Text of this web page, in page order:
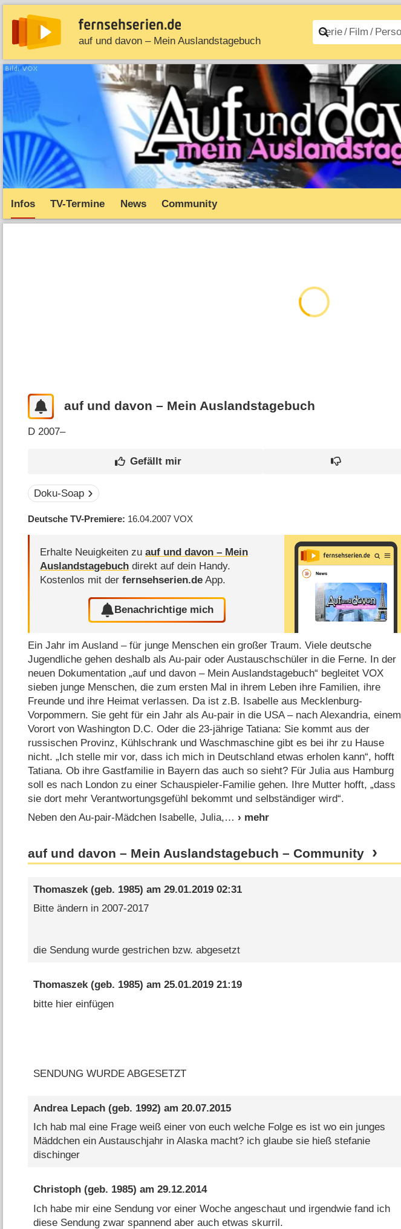
auf und davon – Mein Auslandstagebuch
News Entdecken Streaming TV-Starts Serien A–Z Filme A–Z
Infos TV-Termine News Community
auf und davon – Mein Auslandstagebuch
D 2007–
Doku-Soap
Deutsche TV-Premiere 16.04.2007VOX
Erhalte Neuigkeiten zuauf und davon – Mein
Auslandstagebuch direkt auf dein Handy.
Kostenlos mit derfernsehserien.de App.
Benachrichtige mich
Ein Jahr im Ausland – für junge Menschen ein großer Traum. Viele deutsche
Jugendliche gehen deshalb als Au-pair oder Austauschschüler in die Ferne. In der
neuen Dokumentation „auf und davon – Mein Auslandstagebuch“ begleitet VOX
sieben junge Menschen, die zum ersten Mal in ihrem Leben ihre Familien, ihre
Freunde und ihre Heimat verlassen. Da ist z.B. Isabelle aus Mecklenburg-
Vorpommern. Sie geht für ein Jahr als Au-pair in die USA – nach Alexandria, einem
Vorort von Washington D.C. Oder die 23-jährige Tatiana: Sie kommt aus der
russischen Provinz, Kühlschrank und Waschmaschine gibt es bei ihr zu Hause
nicht. „Ich stelle mir vor, dass ich mich in Deutschland etwas erholen kann“, hofft
Tatiana. Ob ihre Gastfamilie in Bayern das auch so sieht? Für Julia aus Hamburg
soll es nach London zu einer Schauspieler-Familie gehen. Ihre Mutter hofft, „dass
sie dort mehr Verantwortungsgefühl bekommt und selbständiger wird“.
Neben den Au-pair-Mädchen Isabelle, Julia,
auf und davon – Mein Auslandstagebuch – Community
Thomaszek(geb. 1985) am 29.01.2019 02:31
Bitte ändern in 2007-2017
die Sendung wurde gestrichen bzw. abgesetzt
Thomaszek(geb. 1985) am 25.01.2019 21:19
bitte hier einfügen
SENDUNG WURDE ABGESETZT
Andrea Lepach(geb. 1992) am 20.07.2015
Ich hab mal eine Frage weiß einer von euch welche Folge es ist wo ein junges
Mäddchen ein Austauschjahr in Alaska macht? ich glaube sie hieß stefanie
dischinger
Christoph(geb. 1985) am 29.12.2014
Ich habe mir eine Sendung vor einer Woche angeschaut und irgendwie fand ich
diese Sendung zwar spannend aber auch etwas skurril.